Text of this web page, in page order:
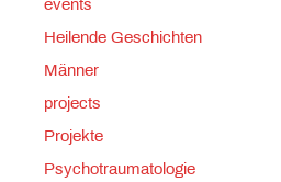
events
Heilende Geschichten
Männer
projects
Projekte
Psychotraumatologie